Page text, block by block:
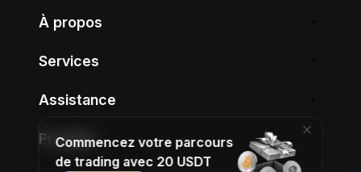
À propos
Services
Assistance
Produits
Commencez votre parcours
de trading avec 20 USDT